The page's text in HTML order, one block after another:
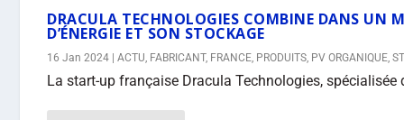
DRACULA TECHNOLOGIES COMBINE DANS UN
D’ÉNERGIE ET SON STOCKAGE
16 Jan 2024 |ACTU, FABRICANT, FRANCE, PRODUITS, PV ORGANIQUE,
La start-up française Dracula Technologies, spécialisée